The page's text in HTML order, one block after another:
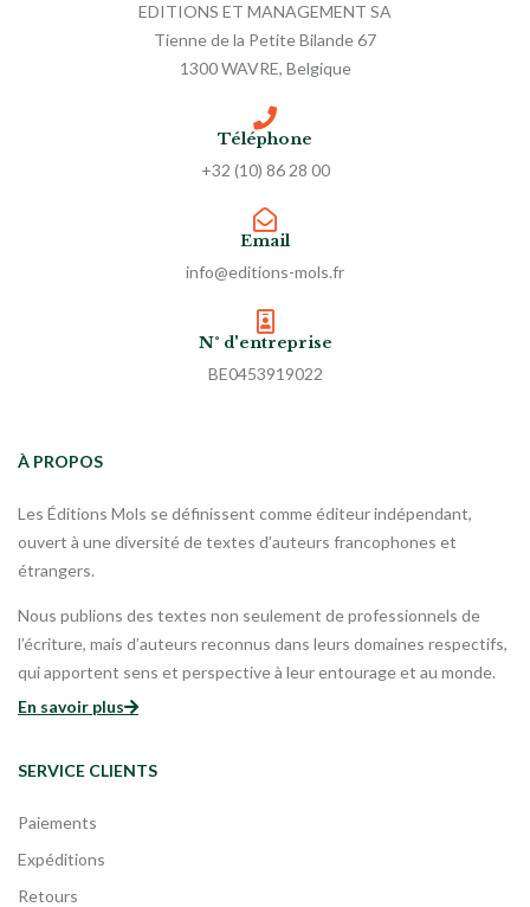
EDITIONS ET MANAGEMENT SA
Tienne de la Petite Bilande 67
1300 WAVRE, Belgique
Téléphone
+32 (10) 86 28 00
Email
info@editions-mols.fr
N° d'entreprise
BE0453919022
À PROPOS
Les Éditions Mols se définissent comme éditeur indépendant,
ouvert à une diversité de textes d’auteurs francophones et
étrangers.
Nous publions des textes non seulement de professionnels de
l’écriture, mais d’auteurs reconnus dans leurs domaines respectifs,
qui apportent sens et perspective à leur entourage et au monde.
En savoir plus
SERVICE CLIENTS
Paiements
Expéditions
Retours